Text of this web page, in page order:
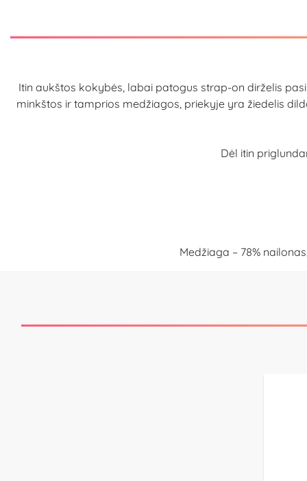
Itin aukštos kokybės, labai patogus strap-on dirželis
minkštos ir tamprios medžiagos, priekyje yra žiedelis
Dėl itin
Medžiaga – 78%